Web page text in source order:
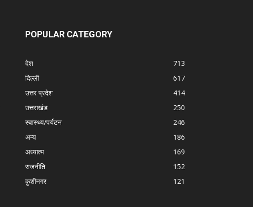
POPULAR CATEGORY
देश
713
दिल्ली
617
उत्तर प्रदेश
414
उत्तराखंड
250
स्वास्थ्य/पर्यटन
246
अन्य
186
अध्यात्म
169
राजनीति
152
कुशीनगर
121